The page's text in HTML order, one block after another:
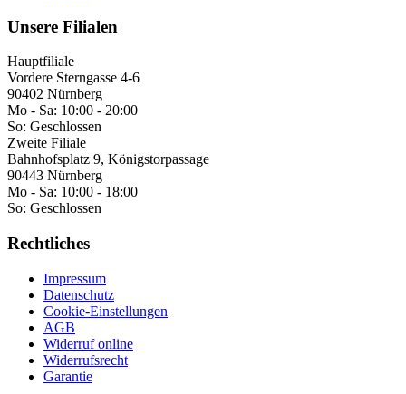
Unsere Filialen
Hauptfiliale
Vordere Sterngasse 4-6
90402 Nürnberg
Mo - Sa: 10:00 - 20:00
So: Geschlossen
Zweite Filiale
Bahnhofsplatz 9, Königstorpassage
90443 Nürnberg
Mo - Sa: 10:00 - 18:00
So: Geschlossen
Rechtliches
Impressum
Datenschutz
Cookie-Einstellungen
AGB
Widerruf online
Widerrufsrecht
Garantie